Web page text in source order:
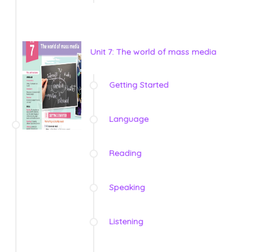
Unit 7: The world of mass media
Getting Started
Language
Reading
Speaking
Listening